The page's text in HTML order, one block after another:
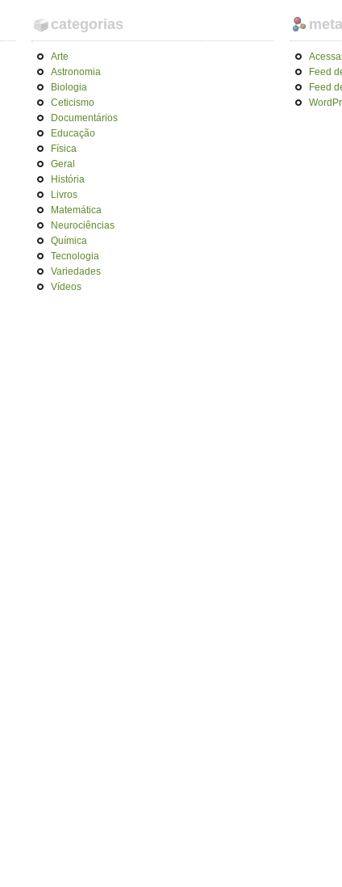
categorias
Arte
Astronomia
Biologia
Ceticismo
Documentários
Educação
Física
Geral
História
Livros
Matemática
Neurociências
Química
Tecnologia
Variedades
Vídeos
meta
Feed
Feed